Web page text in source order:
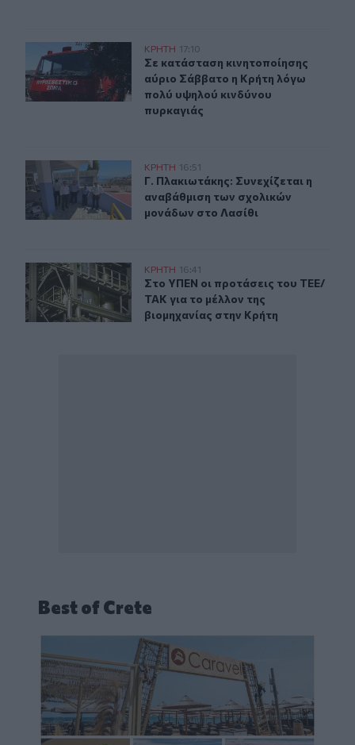
Σε κατάσταση κινητοποίησης αύριο Σάββατο η Κρήτη
ΚΡΗΤΗ 17:10
Σε κατάσταση κινητοποίησης
Σε κατάσταση κινητοποίησης
αύριο Σάββατο η Κρήτη λόγω
πολύ υψηλού κινδύνου
πυρκαγιάς
Γ. Πλακιωτάκης: Συνεχίζεται η αναβάθμιση των
ΚΡΗΤΗ 16:51
Γ. Πλακιωτάκης: Συνεχίζεται η
Γ. Πλακιωτάκης: Συνεχίζεται η
αναβάθμιση των σχολικών
μονάδων στο Λασίθι
Στο ΥΠΕΝ οι προτάσεις του ΤΕΕ/ΤΑΚ για το μέλλον της
ΚΡΗΤΗ 16:41
Στο ΥΠΕΝ οι προτάσεις του ΤΕΕ/
Στο ΥΠΕΝ οι προτάσεις του ΤΕΕ/
ΤΑΚ για το μέλλον της
βιομηχανίας στην Κρήτη
Best of Crete